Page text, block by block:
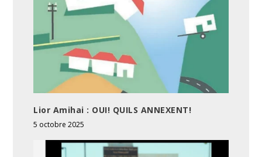
Lior Amihai : OUI! QUILS ANNEXENT!
5 octobre 2025